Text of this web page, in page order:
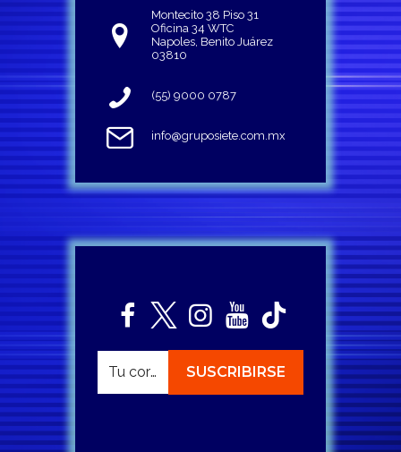
Montecito 38 Piso 31
Oficina 34 WTC
Napoles, Benito Juárez
03810
(55) 9000 0787
info@gruposiete.com.mx